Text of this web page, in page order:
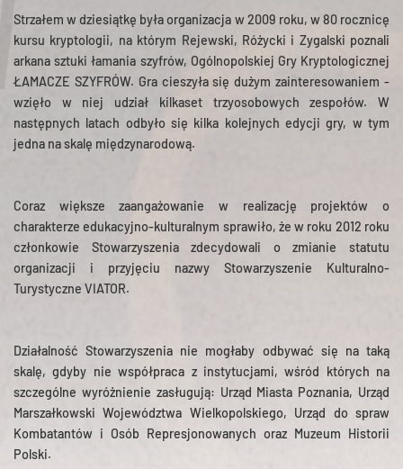
Strzałem w dziesiątkę była organizacja w 2009 roku, w 80 rocznicę
kursu kryptologii, na którym Rejewski, Różycki i Zygalski poznali
arkana sztuki łamania szyfrów, Ogólnopolskiej Gry Kryptologicznej
ŁAMACZE SZYFRÓW. Gra cieszyła się dużym zainteresowaniem -
wzięło w niej udział kilkaset trzyosobowych zespołów. W
następnych latach odbyło się kilka kolejnych edycji gry, w tym
jedna na skalę międzynarodową.
Coraz większe zaangażowanie w realizację projektów o
charakterze edukacyjno-kulturalnym sprawiło, że w roku 2012 roku
członkowie Stowarzyszenia zdecydowali o zmianie statutu
organizacji i przyjęciu nazwy Stowarzyszenie Kulturalno-
Turystyczne VIATOR.
Działalność Stowarzyszenia nie mogłaby odbywać się na taką
skalę, gdyby nie współpraca z instytucjami, wśród których na
szczególne wyróżnienie zasługują: Urząd Miasta Poznania, Urząd
Marszałkowski Województwa Wielkopolskiego, Urząd do spraw
Kombatantów i Osób Represjonowanych oraz Muzeum Historii
Polski.